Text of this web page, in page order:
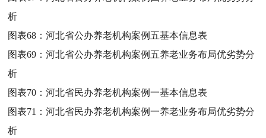
析
图表68：河北省公办养老机构案例五基本信息表
图表69：河北省公办养老机构案例五养老业务布局优劣势分
析
图表70：河北省民办养老机构案例一基本信息表
图表71：河北省民办养老机构案例一养老业务布局优劣势分
析